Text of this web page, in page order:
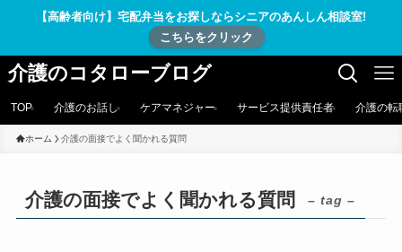
【高齢者向け】宅配弁当をお探しならシニアのあんしん相談室!
こちらをクリック
介護のコタローブログ
TOP 介護のお話し ケアマネジャー サービス提供責任者 介護の転
ホーム 介護の面接でよく聞かれる質問
介護の面接でよく聞かれる質問 – tag –